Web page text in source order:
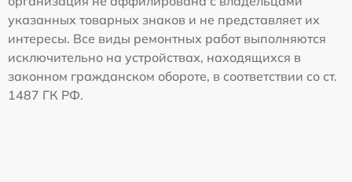
указанных товарных знаков и не представляет их
интересы. Все виды ремонтных работ выполняются
исключительно на устройствах, находящихся в
законном гражданском обороте, в соответствии со ст.
1487 ГК РФ.